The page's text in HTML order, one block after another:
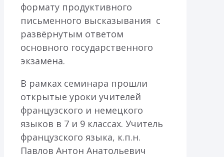
формату продуктивного
письменного высказывания с
развёрнутым ответом
основного государственного
экзамена.
В рамках семинара прошли
открытые уроки учителей
французского и немецкого
языков в 7 и 9 классах. Учитель
французского языка, к.п.н.
Павлов Антон Анатольевич